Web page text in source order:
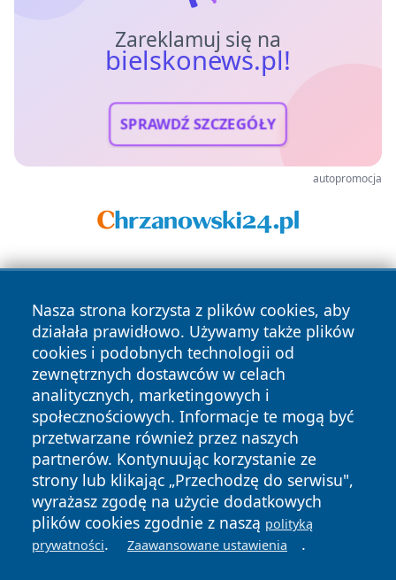
Zareklamuj się na
bielskonews.pl!
SPRAWDŹ SZCZEGÓŁY
autopromocja
Nasza strona korzysta z plików cookies, aby
działała prawidłowo. Używamy także plików
cookies i podobnych technologii od
zewnętrznych dostawców w celach
analitycznych, marketingowych i
społecznościowych. Informacje te mogą być
przetwarzane również przez naszych
partnerów. Kontynuując korzystanie ze
strony lub klikając „Przechodzę do serwisu",
wyrażasz zgodę na użycie dodatkowych
plików cookies zgodnie z naszą polityką
prywatności. Zaawansowane ustawienia .
Copyright © 2026 bielskonews.pl Wszystkie prawa
zastrzeżone.
News Autorzy
Polityka
Prywatności
Polityka
Cookies